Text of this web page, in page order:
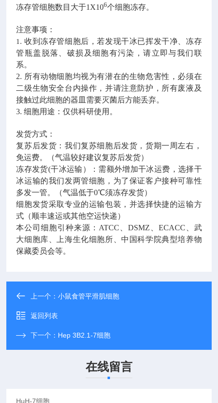
冻存管细胞数目大于1X106个细胞冻存。
注意事项：
1.收到冻存管细胞后，若发现干冰已挥发干净、冻存
管瓶盖脱落、破损及细胞有污染，请立即与我们联
系。
2. 所有动物细胞均视为有潜在的生物危害性，必须在
二级生物安全台内操作，并请注意防护，所有废液及
接触过此细胞的器皿需要灭菌后方能丢弃。
3.细胞用途：仅供科研使用。
发货方式：
复苏后发货：我们复苏细胞后发货，货期一周左右，
免运费。（气温较好建议复苏后发货）
冻存发货(干冰运输）：需额外增加干冰运费，选择干
冰运输的我们发两管细胞，为了保证客户接种可靠性
多发一管。（气温低于0℃须冻存发货）
细胞发货采取专业的运输包装，并选择快捷的运输方
式（顺丰速运或其他空运快递）
本公司细胞引种来源：ATCC、DSMZ、ECACC、武
大细胞库、上海生化细胞所、中国科学院典型培养物
保藏委员会等。
上一个：小鼠食管平滑肌细胞
返回列表
下一个： Hep 3B2.1-7细胞
在线留言